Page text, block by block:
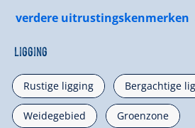
verdere uitrustingskenmerken
Ligging
Rustige ligging Bergachtige
Weidegebied Groenzone